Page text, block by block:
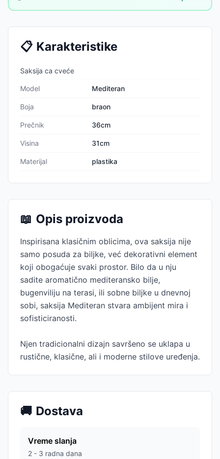
📋 Karakteristike
Saksija ca cveće
Model Mediteran
Boja braon
Prečnik 36cm
Visina 31cm
Materijal plastika
📖 Opis proizvoda
Inspirisana klasičnim oblicima, ova saksija nije
samo posuda za biljke, već dekorativni element
koji obogaćuje svaki prostor. Bilo da u nju
sadite aromatično mediteransko bilje,
bugenviliju na terasi, ili sobne biljke u dnevnoj
sobi, saksija Mediteran stvara ambijent mira i
sofisticiranosti.
Njen tradicionalni dizajn savršeno se uklapa u
rustične, klasične, ali i moderne stilove uređenja.
🚚 Dostava
Vreme slanja
2 - 3 radna dana